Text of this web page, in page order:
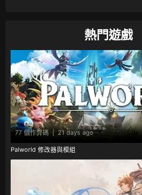
熱門遊戲
77 個作弊碼 | 21 days ago
Palworld 修改器與模組